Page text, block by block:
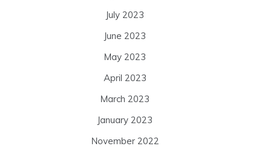
July 2023
June 2023
May 2023
April 2023
March 2023
January 2023
November 2022